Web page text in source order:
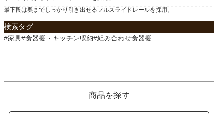
最下段は奥までしっかり引き出せるフルスライドレールを採用。
検索タグ
#家具#食器棚・キッチン収納#組み合わせ食器棚
商品を探す